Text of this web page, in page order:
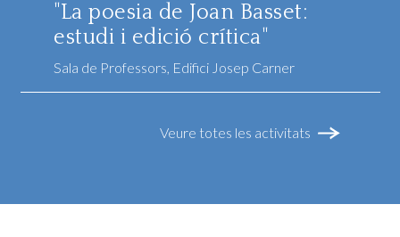
"La poesia de Joan Basset:
estudi i edició crítica"
Sala de Professors, Edifici Josep Carner
Veure totes les activitats